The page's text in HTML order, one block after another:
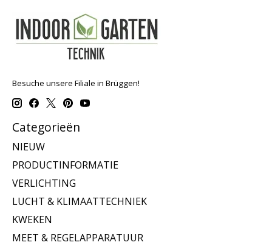
Besuche unsere Filiale in Brüggen!
Categorieën
NIEUW
PRODUCTINFORMATIE
VERLICHTING
LUCHT & KLIMAATTECHNIEK
KWEKEN
MEET & REGELAPPARATUUR